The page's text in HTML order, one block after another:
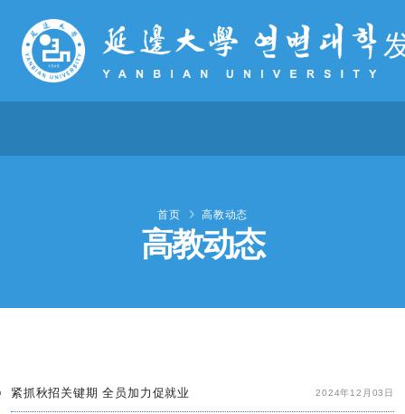
高教动态
首页 高教动态
紧抓秋招关键期 全员加力促就业 2024年12月03日